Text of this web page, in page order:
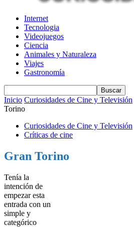
Internet
Tecnologia
Videojuegos
Ciencia
Animales y Naturaleza
Viajes
Gastronomía
Inicio Curiosidades de Cine y Televisión
Torino
Curiosidades de Cine y Televisión
Críticas de cine
Gran Torino
Tenía la
intención de
empezar esta
entrada con un
simple y
categórico